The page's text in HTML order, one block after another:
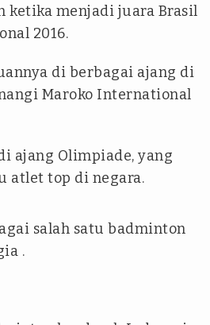
ketika menjadi juara Brasil
2016.
di berbagai ajang di
Maroko International
ajang Olimpiade, yang
atlet top di negara.
salah satu badminton
.